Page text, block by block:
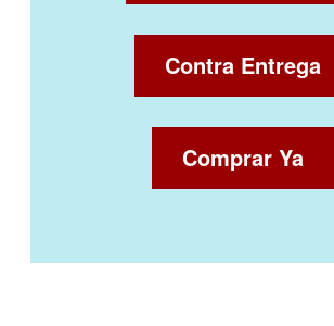
Contra Entrega
Comprar Ya